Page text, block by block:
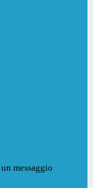
messaggio